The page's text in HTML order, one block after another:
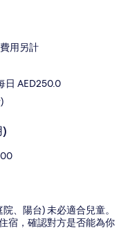
用另計
日 AED250.0
)
、陽台) 未必適合兒童。
宿，確認對方是否能為你